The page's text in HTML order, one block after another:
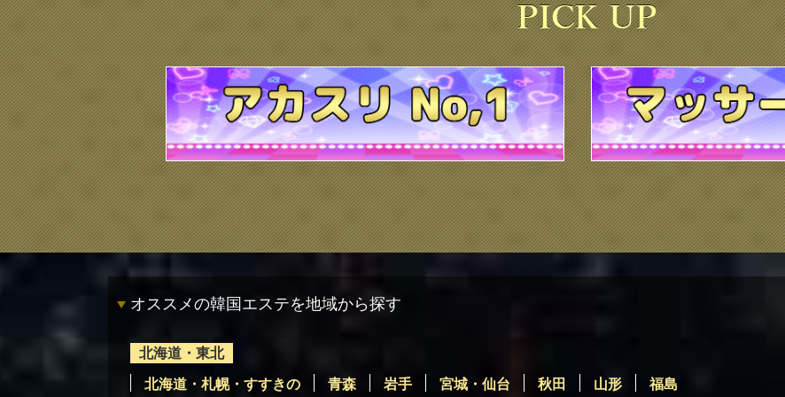
オススメの韓国エステを地域から探す
北海道・東北
北海道・札幌・すすきの 青森 岩手 宮城・仙台 秋田 山形 福島